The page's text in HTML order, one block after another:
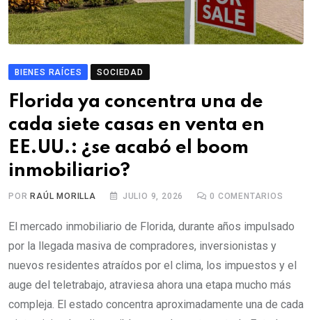
BIENES RAÍCES SOCIEDAD
Florida ya concentra una de
cada siete casas en venta en
EE.UU.: ¿se acabó el boom
inmobiliario?
PORRAÚL MORILLA JULIO 9, 2026 0 COMENTARIOS
El mercado inmobiliario de Florida, durante años impulsado
por la llegada masiva de compradores, inversionistas y
nuevos residentes atraídos por el clima, los impuestos y el
auge del teletrabajo, atraviesa ahora una etapa mucho más
compleja. El estado concentra aproximadamente una de cada